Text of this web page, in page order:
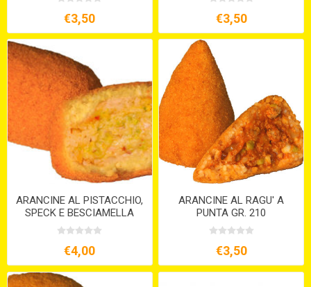
€3,50 €3,50
ARANCINE AL PISTACCHIO,
SPECK E BESCIAMELLA
GR.200
€4,00
ARANCINE AL RAGU' A
PUNTA GR. 210
€3,50